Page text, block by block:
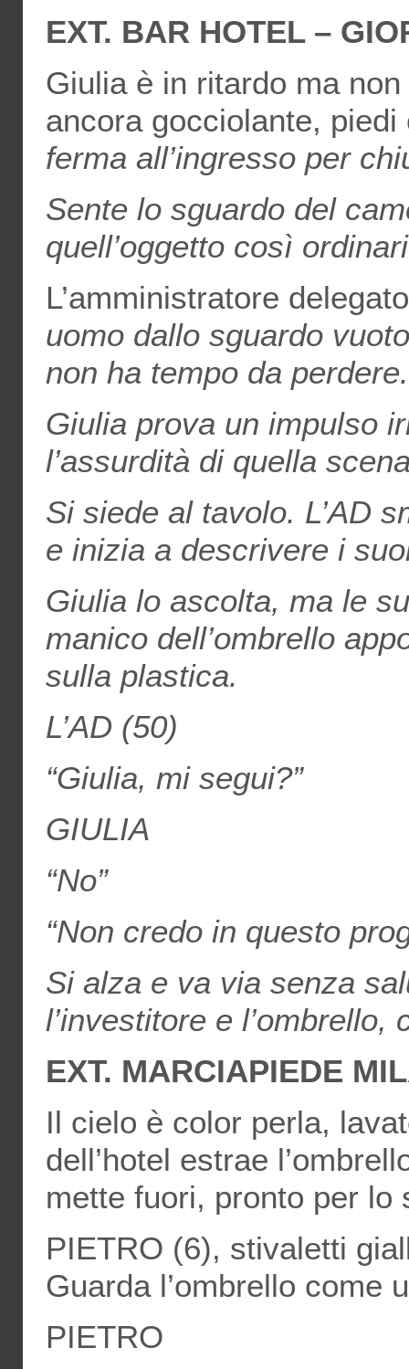
EXT. BAR HOTEL –
Giulia è in ritardo ma
ancora gocciolante,
ferma all’ingresso per
Sente lo sguardo del
quell’oggetto così
L’amministratore
uomo dallo sguardo
non ha tempo da perdere.
Giulia prova un impulso
l’assurdità di quella
Si siede al tavolo. L’AD
e inizia a descrivere i
Giulia lo ascolta, ma le
manico dell’ombrello
sulla plastica.
L’AD (50)
“Giulia, mi segui?”
GIULIA
“No”
“Non credo in questo
Si alza e va via senza
l’investitore e
EXT. MARCIAPIEDE
Il cielo è color perla,
dell’hotel estrae
mette fuori, pronto per lo
PIETRO (6), stivaletti
Guarda l’ombrello come
PIETRO